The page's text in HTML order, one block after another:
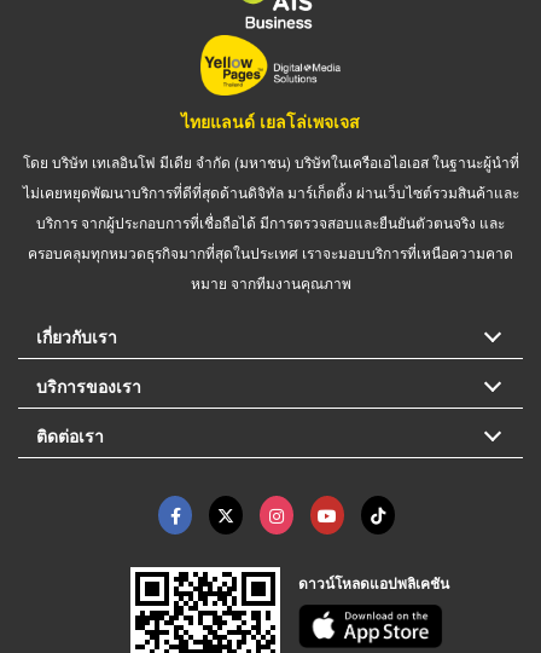
ไทยแลนด์ เยลโล่เพจเจส
โดย บริษัท เทเลอินโฟ มีเดีย จำกัด (มหาชน) บริษัทในเครือเอไอเอส ในฐานะผู้นำที่
ไม่เคยหยุดพัฒนาบริการที่ดีที่สุดด้านดิจิทัล มาร์เก็ตติ้ง ผ่านเว็บไซต์รวมสินค้าและ
บริการ จากผู้ประกอบการที่เชื่อถือได้ มีการตรวจสอบและยืนยันตัวตนจริง และ
ครอบคลุมทุกหมวดธุรกิจมากที่สุดในประเทศ เราจะมอบบริการที่เหนือความคาด
หมาย จากทีมงานคุณภาพ
เกี่ยวกับเรา
บริการของเรา
ติดต่อเรา
ดาวน์โหลดแอปพลิเคชัน